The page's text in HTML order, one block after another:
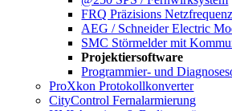
FRQ Präzisions
AEG / Schneider Electric
SMC Störmelder mit
Projektiersoftware
Programmier- und
ProXkon Protokollkonverter
CityControl Fernalarmierung